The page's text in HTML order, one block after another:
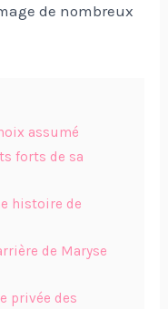
de nombreux
assumé
forts de sa
histoire de
de Maryse
privée des